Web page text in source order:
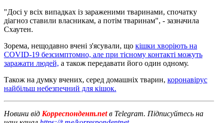
"Досі у всіх випадках із зараженими тваринами, спочатку
діагноз ставили власникам, а потім тваринам", - зазначила
Схаутен.
Зорема, нещодавно вчені з'ясували, що кішки хворіють на
COVID-19 безсимптомно, але при тісному контакті можуть
заражати людей, а також передавати його один одному.
Також на думку вчених, серед домашніх тварин, коронавірус
найбільш небезпечний для кішок.
Новини від Корреспондент.netв Telegram. Підписуйтесь на